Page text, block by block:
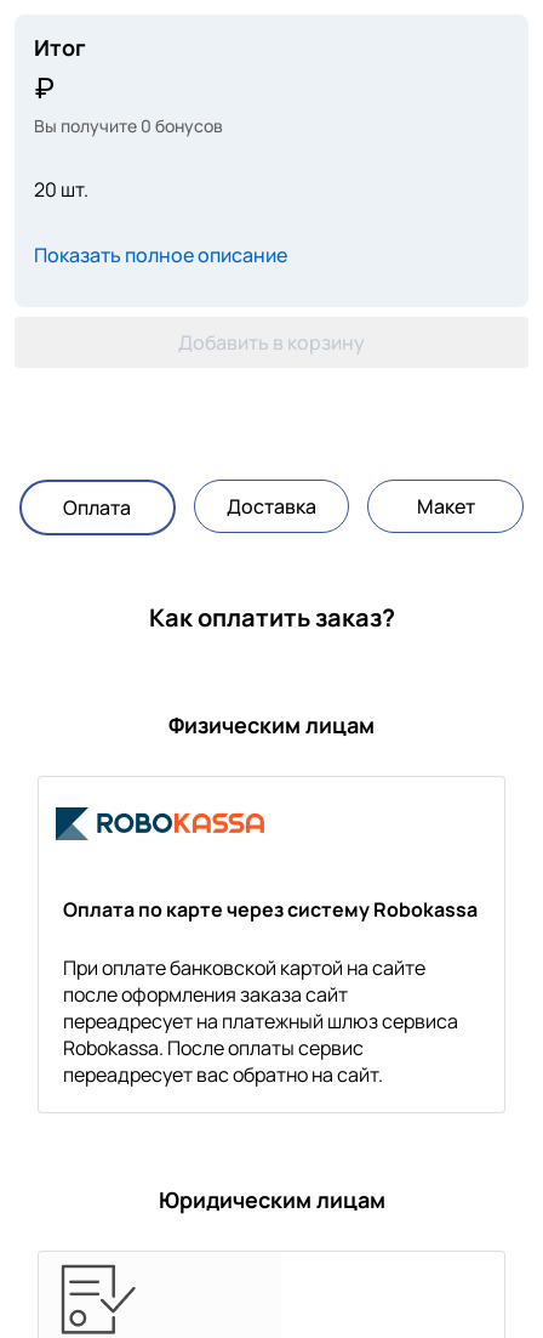
Итог
Вы получите 0 бонусов
20 шт.
Показать полное описание
Добавить в корзину
Оплата Доставка Макет
Как оплатить заказ?
Физическим лицам
Оплата по карте через систему Robokassa
При оплате банковской картой на сайте
после оформления заказа сайт
переадресует на платежный шлюз сервиса
Robokassa. После оплаты сервис
переадресует вас обратно на сайт.
Юридическим лицам